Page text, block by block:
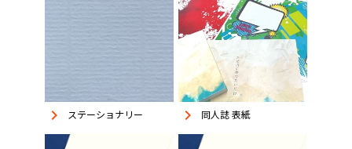
keyboard_arrow_right ステーショナリー keyboard_arrow_right 同人誌 表紙